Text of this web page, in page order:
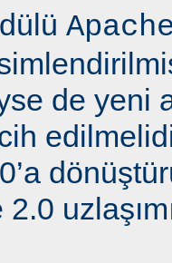
de yeni